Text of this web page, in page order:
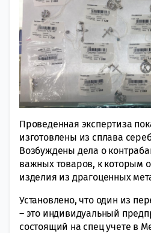
Проведенная экспертиза
изготовлены из сплава
Возбуждены дела о
важных товаров, к которым
изделия из драгоценных
Установлено, что один из
– это индивидуальный
состоящий на спец учете в